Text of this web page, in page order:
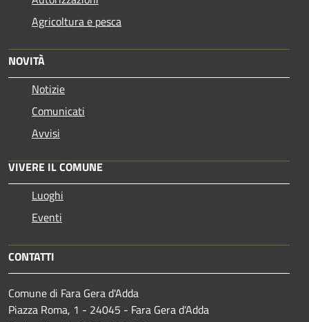
Agricoltura e pesca
NOVITÀ
Notizie
Comunicati
Avvisi
VIVERE IL COMUNE
Luoghi
Eventi
CONTATTI
Comune di Fara Gera d'Adda
Piazza Roma, 1 - 24045 - Fara Gera d'Adda